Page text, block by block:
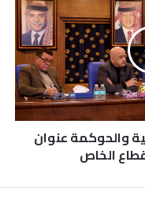
والحوكمة عنوان
الخاص